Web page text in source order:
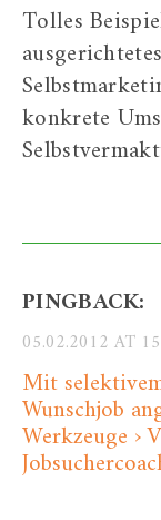
Tolles
konkrete
PINGBACK:
05.02.2012 AT
Mit
Wunschjob
Werkzeuge ›